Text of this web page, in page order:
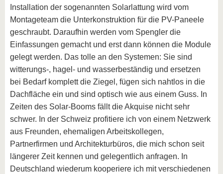
Installation der sogenannten Solarlattung wird vom
Montageteam die Unterkonstruktion für die PV-Paneele
geschraubt. Daraufhin werden vom Spengler die
Einfassungen gemacht und erst dann können die Module
gelegt werden. Das tolle an den Systemen: Sie sind
witterungs-, hagel- und wasserbeständig und ersetzen
bei Bedarf komplett die Ziegel, fügen sich nahtlos in die
Dachfläche ein und sind optisch wie aus einem Guss. In
Zeiten des Solar-Booms fällt die Akquise nicht sehr
schwer. In der Schweiz profitiere ich von einem Netzwerk
aus Freunden, ehemaligen Arbeitskollegen,
Partnerfirmen und Architekturbüros, die mich schon seit
längerer Zeit kennen und gelegentlich anfragen. In
Deutschland wiederum kooperiere ich mit verschiedenen